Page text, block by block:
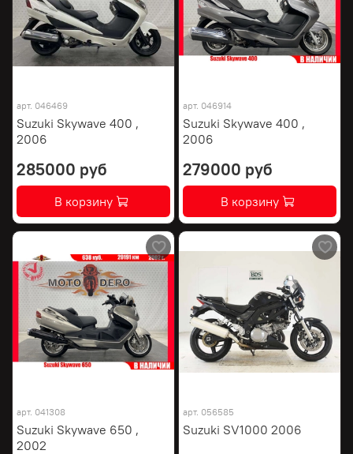
арт. 046469
Suzuki Skywave 400 ,
2006
285000 руб
В корзину
арт. 046914
Suzuki Skywave 400 ,
2006
279000 руб
В корзину
арт. 041308
Suzuki Skywave 650 ,
2002
арт. 056585
Suzuki SV1000 2006